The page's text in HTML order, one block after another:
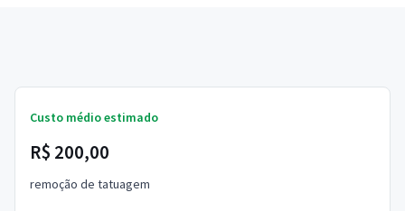
Custo médio estimado
R$ 200,00
remoção de tatuagem